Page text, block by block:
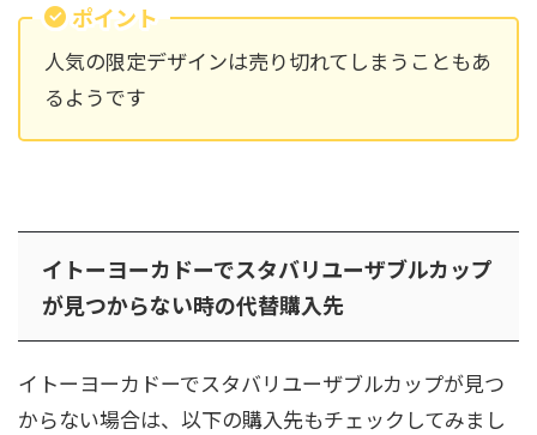
ポイント
人気の限定デザインは売り切れてしまうこともあ
るようです
イトーヨーカドーでスタバリユーザブルカップ
が見つからない時の代替購入先
イトーヨーカドーでスタバリユーザブルカップが見つ
からない場合は、以下の購入先もチェックしてみまし